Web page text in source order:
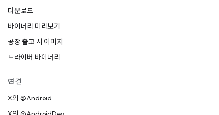
다운로드
바이너리 미리보기
공장 출고 시 이미지
드라이버 바이너리
연결
X의 @Android